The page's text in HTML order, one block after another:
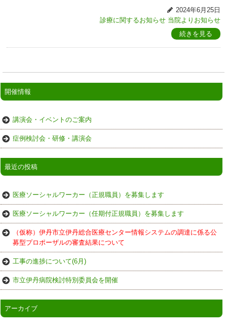
2024年6月25日
診療に関するお知らせ 当院よりお知らせ
続きを見る
開催情報
講演会・イベントのご案内
症例検討会・研修・講演会
最近の投稿
医療ソーシャルワーカー（正規職員）を募集します
医療ソーシャルワーカー（任期付正規職員）を募集します
（仮称）伊丹市立伊丹総合医療センター情報システムの調達に係る公
募型プロポーザルの審査結果について
工事の進捗について(6月)
市立伊丹病院検討特別委員会を開催
アーカイブ